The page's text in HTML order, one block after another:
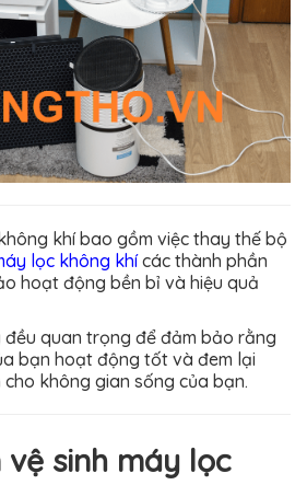
khí bao gồm việc thay thế bộ
lọc không khícác thành phần
hoạt động bền bỉ và hiệu quả
đều quan trọng để đảm bảo rằng
bạn hoạt động tốt và đem lại
không gian sống của bạn.
vệ sinh máy lọc